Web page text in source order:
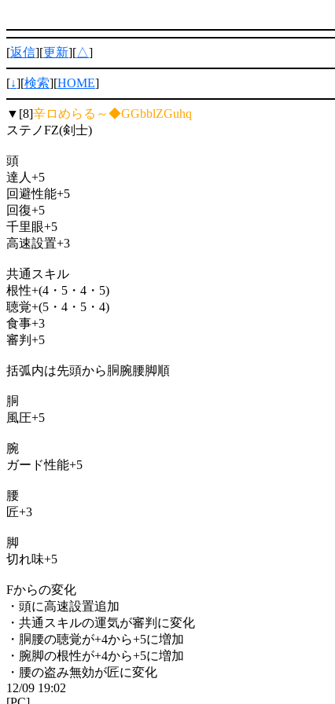
[返信][更新][△]
[↓][検索][HOME]
▼[8]辛ロめらる～◆GGbblZGuhq
ステノFZ(剣士)
頭
達人+5
回避性能+5
回復+5
千里眼+5
高速設置+3
共通スキル
根性+(4・5・4・5)
聴覚+(5・4・5・4)
食事+3
審判+5
括弧内は先頭から胴腕腰脚順
胴
風圧+5
腕
ガード性能+5
腰
匠+3
脚
切れ味+5
Fからの変化
・頭に高速設置追加
・共通スキルの運気が審判に変化
・胴腰の聴覚が+4から+5に増加
・腕脚の根性が+4から+5に増加
・腰の盗み無効が匠に変化
12/09 19:02